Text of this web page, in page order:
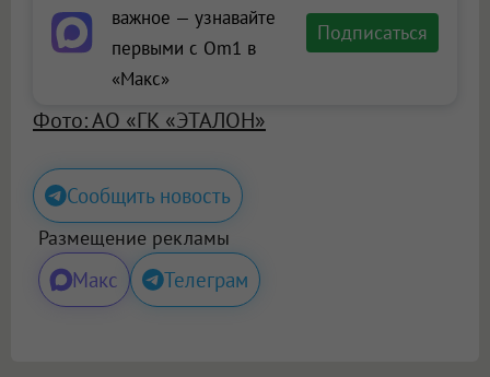
важное — узнавайте
первыми с Om1 в
«Макс»
Подписаться
Фото: АО «ГК «ЭТАЛОН»
Сообщить новость
Размещение рекламы
Макс Телеграм